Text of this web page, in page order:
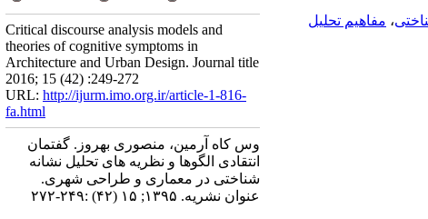
، مفاهیم تحلیل
Critical discourse analysis models and
theories of cognitive symptoms in
Architecture and Urban Design. Journal title
2016; 15 (42) :249-272
URL: http://ijurm.imo.org.ir/article-1-816-
fa.html
وس کاه آرمین، منصوری بهروز. گفتمان
انتقادی الگوها و نظریه های تحلیل نشانه
شناختی در معماری و طراحی شهری.
عنوان نشریه. ۱۳۹۵; ۱۵ (۴۲) :۲۴۹-۲۷۲